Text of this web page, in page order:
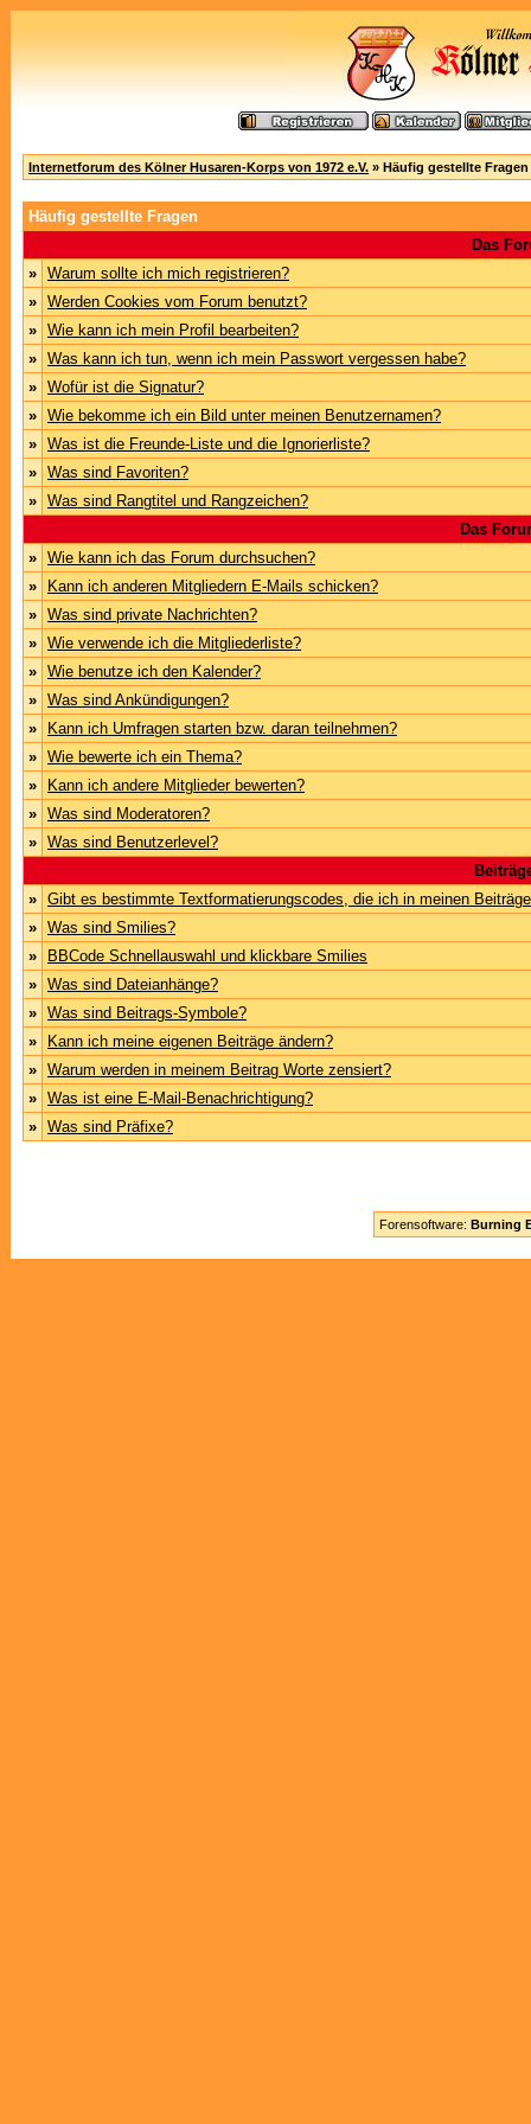
Internetforum des Kölner Husaren-Korps von 1972 e.V. » Häufig gestellte Fragen
Häufig gestellte Fragen
Das
» Warum sollte ich mich registrieren?
» Werden Cookies vom Forum benutzt?
» Wie kann ich mein Profil bearbeiten?
» Was kann ich tun, wenn ich mein Passwort vergessen habe?
» Wofür ist die Signatur?
» Wie bekomme ich ein Bild unter meinen Benutzernamen?
» Was ist die Freunde-Liste und die Ignorierliste?
» Was sind Favoriten?
» Was sind Rangtitel und Rangzeichen?
Das
» Wie kann ich das Forum durchsuchen?
»
Kann ich anderen Mitgliedern E-Mails schicken?
» Was sind private Nachrichten?
» Wie verwende ich die Mitgliederliste?
» Wie benutze ich den Kalender?
» Was sind Ankündigungen?
»
Kann ich Umfragen starten bzw. daran teilnehmen?
» Wie bewerte ich ein Thema?
»
Kann ich andere Mitglieder bewerten?
» Was sind Moderatoren?
» Was sind Benutzerlevel?
» Gibt es bestimmte Textformatierungscodes, die ich in meinen
» Was sind Smilies?
»
BBCode Schnellauswahl und klickbare Smilies
» Was sind Dateianhänge?
» Was sind Beitrags-Symbole?
»
Kann ich meine eigenen Beiträge ändern?
» Warum werden in meinem Beitrag Worte zensiert?
» Was ist eine E-Mail-Benachrichtigung?
» Was sind Präfixe?
Forensoftware: Burning